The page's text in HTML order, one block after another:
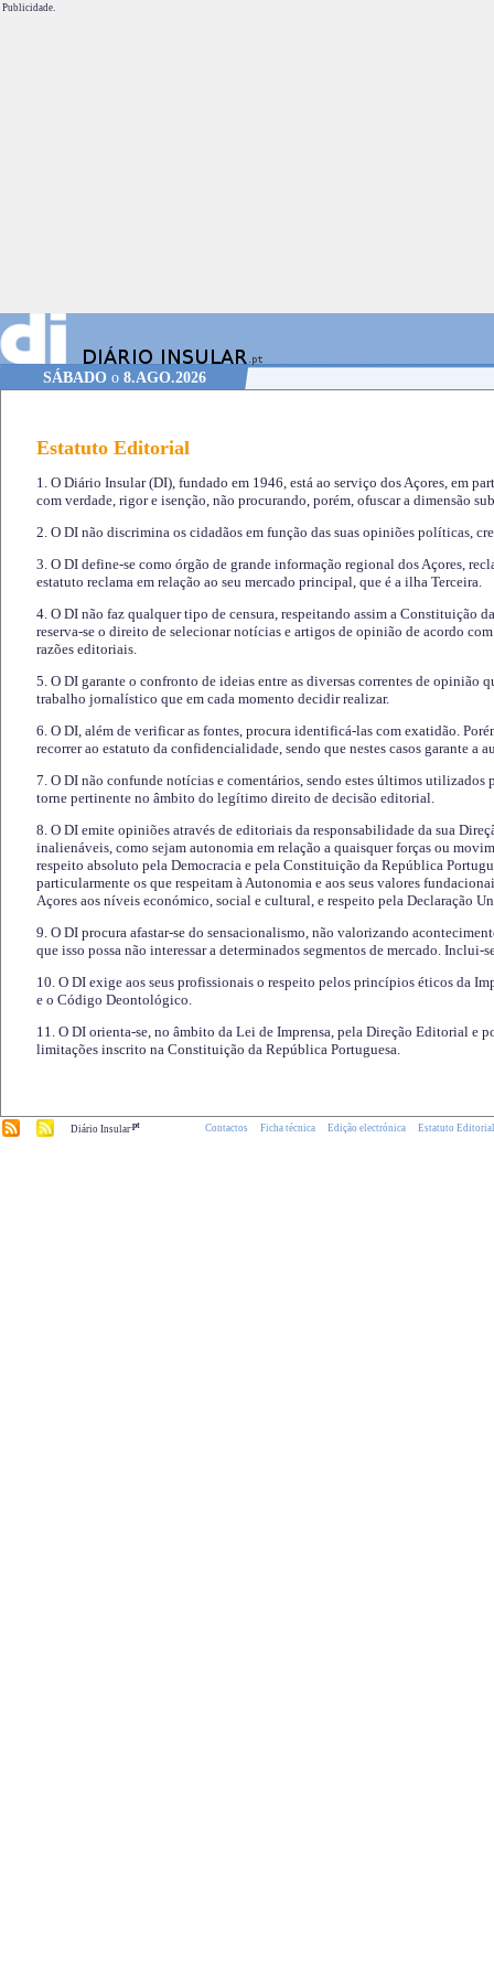
Publicidade.
SÁBADOo 8.AGO.2026
Estatuto Editorial
1. O Diário Insular (DI), fundado em 1946, está ao serviço dos Açores, em
com verdade, rigor e isenção, não procurando, porém, ofuscar a dimensão
2. O DI não discrimina os cidadãos em função das suas opiniões políticas,
3. O DI define-se como órgão de grande informação regional dos Açores,
estatuto reclama em relação ao seu mercado principal, que é a ilha Terceira.
4. O DI não faz qualquer tipo de censura, respeitando assim a Constituição
reserva-se o direito de selecionar notícias e artigos de opinião de acordo
razões editoriais.
5. O DI garante o confronto de ideias entre as diversas correntes de opinião
trabalho jornalístico que em cada momento decidir realizar.
6. O DI, além de verificar as fontes, procura identificá-las com exatidão.
recorrer ao estatuto da confidencialidade, sendo que nestes casos garante a
7. O DI não confunde notícias e comentários, sendo estes últimos utilizados
torne pertinente no âmbito do legítimo direito de decisão editorial.
8. O DI emite opiniões através de editoriais da responsabilidade da sua
inalienáveis, como sejam autonomia em relação a quaisquer forças ou
respeito absoluto pela Democracia e pela Constituição da República
particularmente os que respeitam à Autonomia e aos seus valores
Açores aos níveis económico, social e cultural, e respeito pela Declaração
9. O DI procura afastar-se do sensacionalismo, não valorizando
que isso possa não interessar a determinados segmentos de mercado.
10. O DI exige aos seus profissionais o respeito pelos princípios éticos da
e o Código Deontológico.
11. O DI orienta-se, no âmbito da Lei de Imprensa, pela Direção Editorial e
limitações inscrito na Constituição da República Portuguesa.
Diário Insular.pt Contactos Ficha técnica Edição electrónica Estatuto Editorial